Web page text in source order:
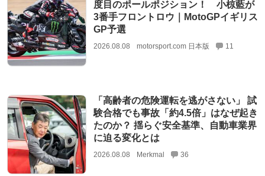
度目のポールポジション！ 小椋藍が
3番手フロントロウ｜MotoGPイギリス
GP予選
2026.08.08 motorsport.com 日本版 11
「高齢者の危険運転を逃がさない」 試
験合格でも事故「約4.5倍」はなぜ起き
たのか？ 揺らぐ安全基準、自動車業界
に迫る変化とは
2026.08.08 Merkmal 36